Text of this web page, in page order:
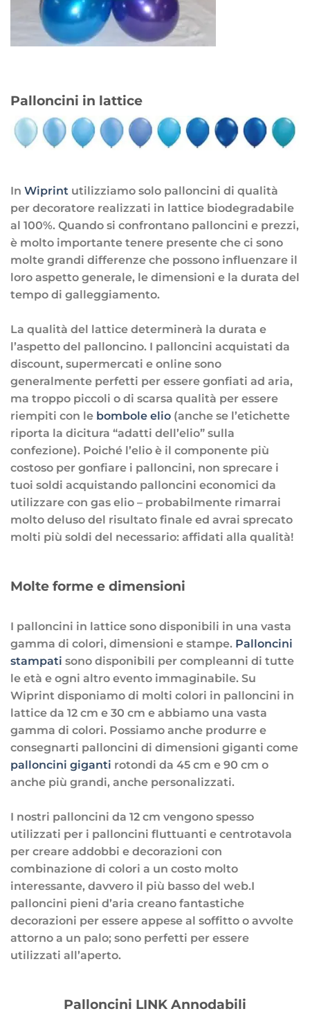
Palloncini in lattice
In Wiprint utilizziamo solo palloncini di qualità
per decoratore realizzati in lattice biodegradabile
al 100%. Quando si confrontano palloncini e prezzi,
è molto importante tenere presente che ci sono
molte grandi differenze che possono influenzare il
loro aspetto generale, le dimensioni e la durata del
tempo di galleggiamento.
La qualità del lattice determinerà la durata e
l’aspetto del palloncino. I palloncini acquistati da
discount, supermercati e online sono
generalmente perfetti per essere gonfiati ad aria,
ma troppo piccoli o di scarsa qualità per essere
riempiti con le bombole elio (anche se l’etichette
riporta la dicitura “adatti dell’elio” sulla
confezione). Poiché l’elio è il componente più
costoso per gonfiare i palloncini, non sprecare i
tuoi soldi acquistando palloncini economici da
utilizzare con gas elio – probabilmente rimarrai
molto deluso del risultato finale ed avrai sprecato
molti più soldi del necessario: affidati alla qualità!
Molte forme e dimensioni
I palloncini in lattice sono disponibili in una vasta
gamma di colori, dimensioni e stampe. Palloncini
stampati sono disponibili per compleanni di tutte
le età e ogni altro evento immaginabile. Su
Wiprint disponiamo di molti colori in palloncini in
lattice da 12 cm e 30 cm e abbiamo una vasta
gamma di colori. Possiamo anche produrre e
consegnarti palloncini di dimensioni giganti come
palloncini giganti rotondi da 45 cm e 90 cm o
anche più grandi, anche personalizzati.
I nostri palloncini da 12 cm vengono spesso
utilizzati per i palloncini fluttuanti e centrotavola
per creare addobbi e decorazioni con
combinazione di colori a un costo molto
interessante, davvero il più basso del web.I
palloncini pieni d’aria creano fantastiche
decorazioni per essere appese al soffitto o avvolte
attorno a un palo; sono perfetti per essere
utilizzati all’aperto.
Palloncini LINK Annodabili